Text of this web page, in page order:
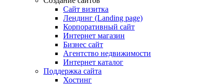
Сайт визитка
Лендинг (Landing page)
Корпоративный сайт
Интернет магазин
Бизнес сайт
Агентство недвижимости
Интернет каталог
Поддержка сайта
Хостинг